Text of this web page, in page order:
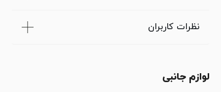
نظرات کاربران
لوازم جانبی